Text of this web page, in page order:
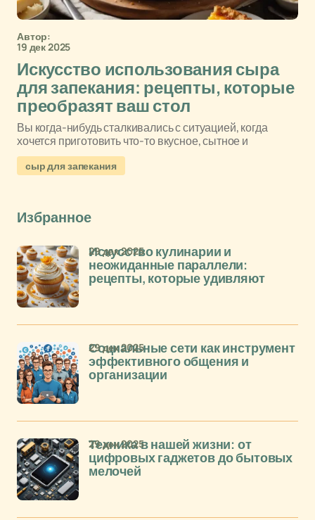
Автор:
19 дек 2025
Искусство использования сыра
для запекания: рецепты, которые
преобразят ваш стол
Вы когда-нибудь сталкивались с ситуацией, когда
хочется приготовить что-то вкусное, сытное и
сыр для запекания
Избранное
Искусство кулинарии и
неожиданные параллели:
рецепты, которые удивляют
29 дек 2025
Социальные сети как инструмент
эффективного общения и
организации
29 дек 2025
Техника в нашей жизни: от
цифровых гаджетов до бытовых
мелочей
29 дек 2025